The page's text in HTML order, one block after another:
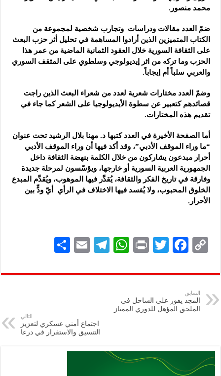
محمد منصور.
ضمّ العدد مقالات ودراسات وتجارب شخصية لمجموعة من
الكتاب المتميزين الذين أرادوا المساهمة في تحليل أثر حزب البعث
على الثقافة السورية خلال العقود الثمانية الماضية من عمر هذا
الحزب وما تركه من اثر إيديولوجي وسلطوي على المثقف السوري
والعربي سلباً أم إيجاباً.
وضمّ العدد مختارات شعرية لعدد من شعراء البعث الذين راجت
قصائدهم كتعبير عن سطوة الأيديولوجيا على الشعر كما جاء في
تقديم هذه المختارات.
أما الصفحة الأخيرة في العدد كتبها د. مهنا بلال الرشيد تحت عنوان
“ما وراء الموقف الأدبي”، وقد أكد فيها أن وراء الموقف الأدبي
أحرار مبدعون يشاركون من خلال الكلمة بنهضة الثقافة داخل
الجمهورية العربية السورية أو خارجها، ويؤسّسون لمرحلة جديدة
وفارقة في تاريخ الفكر والثقافة، يُقدَّر فيها الموهوب، ويُقدَّم المبدع
الخلوق المحبوب، ولا يُفسد فيها الاختلاف في الرأي أيّ ودٍّ بين
الأحرار.
C
p
y
Li
F
eb
k
T
tt
P
nt
W
at
Te
gr
E
ai
ar
السابق
المجد يفوز على الساحل في
الملحق المؤهل للدوري الممتاز
التالي
اجتماع أمني عسكري لتعزيز
التنسيق والاستقرار في درعا